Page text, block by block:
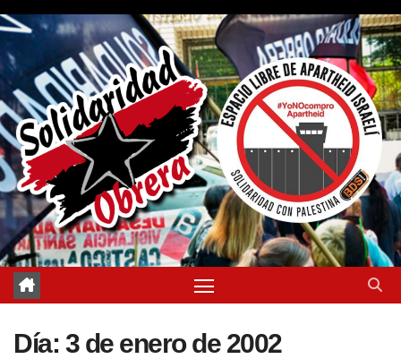
Saltar
contenido
Día: 3 de enero de 2002